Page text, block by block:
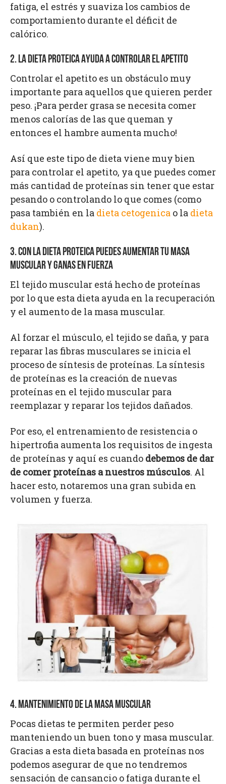
fatiga, el estrés y suaviza los cambios de
comportamiento durante el déficit de
calórico.
2. LA DIETA PROTEICA AYUDA A CONTROLAR EL APETITO
Controlar el apetito es un obstáculo muy
importante para aquellos que quieren perder
peso. ¡Para perder grasa se necesita comer
menos calorías de las que queman y
entonces el hambre aumenta mucho!
Así que este tipo de dieta viene muy bien
para controlar el apetito, ya que puedes comer
más cantidad de proteínas sin tener que estar
pesando o controlando lo que comes (como
pasa también en la dieta cetogenica o la dieta
dukan).
3. CON LA DIETA PROTEICA PUEDES AUMENTAR TU MASA
MUSCULAR Y GANAS EN FUERZA
El tejido muscular está hecho de proteínas
por lo que esta dieta ayuda en la recuperación
y el aumento de la masa muscular.
Al forzar el músculo, el tejido se daña, y para
reparar las fibras musculares se inicia el
proceso de síntesis de proteínas. La síntesis
de proteínas es la creación de nuevas
proteínas en el tejido muscular para
reemplazar y reparar los tejidos dañados.
Por eso, el entrenamiento de resistencia o
hipertrofia aumenta los requisitos de ingesta
de proteínas y aquí es cuando debemos de dar
de comer proteínas a nuestros músculos. Al
hacer esto, notaremos una gran subida en
volumen y fuerza.
4. MANTENIMIENTO DE LA MASA MUSCULAR
Pocas dietas te permiten perder peso
manteniendo un buen tono y masa muscular.
Gracias a esta dieta basada en proteínas nos
podemos asegurar de que no tendremos
sensación de cansancio o fatiga durante el